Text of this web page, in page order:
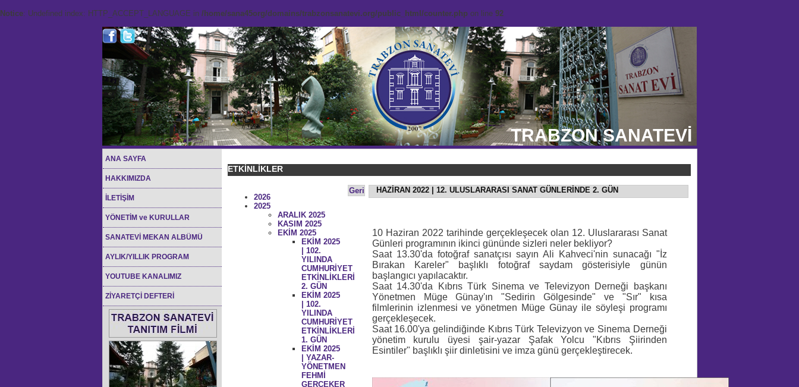
Notice: Undefined index: HTTP_ACCEPT_LANGUAGE in /home/sana45org/domains/trabzonsanatevi.org/public_html/counter.php on line 92
TRABZON SANATEVİ
ANA SAYFA
HAKKIMIZDA
İLETİŞİM
YÖNETİM ve KURULLAR
SANATEVİ MEKAN ALBÜMÜ
AYLIK/YILLIK PROGRAM
YOUTUBE KANALIMIZ
ZİYARETÇİ DEFTERİ
ETKİNLİKLER
Geri HAZİRAN 2022 | 12. ULUSLARARASI SANAT GÜNLERİNDE 2. GÜN
10 Haziran 2022 tarihinde gerçekleşecek olan 12. Uluslararası Sanat
Günleri programının ikinci gününde sizleri neler bekliyor?
Saat 13.30'da fotoğraf sanatçısı sayın Ali Kahveci'nin sunacağı "İz
Bırakan Kareler" başlıklı fotoğraf saydam gösterisiyle günün
başlangıcı yapılacaktır.
Saat 14.30'da Kıbrıs Türk Sinema ve Televizyon Derneği başkanı
Yönetmen Müge Günay'ın "Sedirin Gölgesinde" ve "Sır" kısa
filmlerinin izlenmesi ve yönetmen Müge Günay ile söyleşi programı
gerçekleşecek.
Saat 16.00'ya gelindiğinde Kıbrıs Türk Televizyon ve Sinema Derneği
yönetim kurulu üyesi şair-yazar Şafak Yolcu "Kıbrıs Şiirinden
Esintiler" başlıklı şiir dinletisini ve imza günü gerçekleştirecek.
2026
2025
ARALIK 2025
KASIM 2025
EKİM 2025
EKİM 2025
| 102.
YILINDA
CUMHURİYET
ETKİNLİKLERİ
2. GÜN
EKİM 2025
| 102.
YILINDA
CUMHURİYET
ETKİNLİKLERİ
1. GÜN
EKİM 2025
| YAZAR-
YÖNETMEN
FEHMİ
GERÇEKER